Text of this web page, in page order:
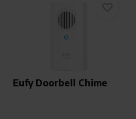
Eufy Doorbell Chime